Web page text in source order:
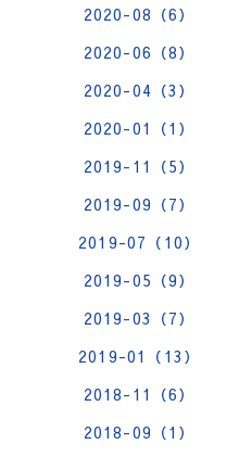
2020-08（6）
2020-06（8）
2020-04（3）
2020-01（1）
2019-11（5）
2019-09（7）
2019-07（10）
2019-05（9）
2019-03（7）
2019-01（13）
2018-11（6）
2018-09（1）